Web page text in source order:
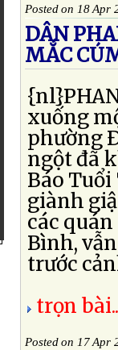
Posted on 18 Apr
DÂN
MẮC
xuống
phường
ngột đã
Báo
giành
các
Bình,
trước
trọn
Posted on 17 Apr